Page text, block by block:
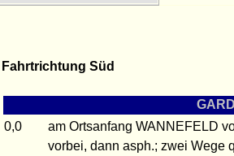
Fahrtrichtung Süd
0,0
am Ortsanfang WANNEFELD
vorbei, dann asph.; zwei Wege